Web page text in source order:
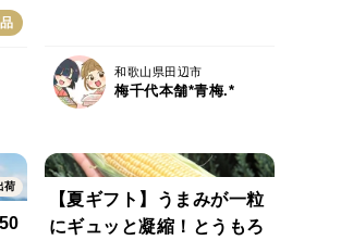
和歌山県田辺市
梅千代本舗*青梅.*
荷
【夏ギフト】うまみが一粒
にギュッと凝縮！とうもろ